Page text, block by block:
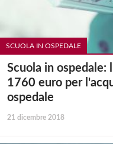
SCUOLA IN OSPEDALE
Scuola in
1760 euro per
ospedale
21 dicembre 2018